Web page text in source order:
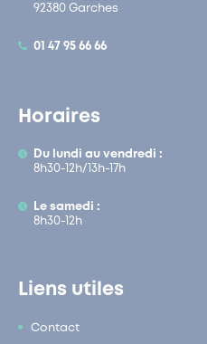
92380 Garches
01 47 95 66 66
Horaires
Du lundi au vendredi :
8h30-12h/13h-17h
Le samedi :
8h30-12h
Liens utiles
Contact